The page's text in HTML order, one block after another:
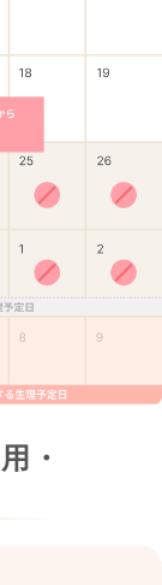
・